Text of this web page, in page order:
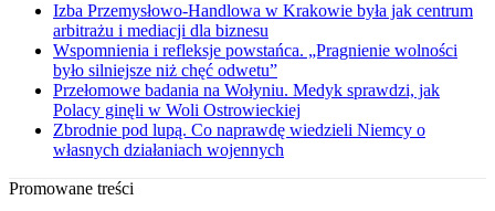
Izba Przemysłowo-Handlowa w Krakowie była jak centrum
arbitrażu i mediacji dla biznesu
Wspomnienia i refleksje powstańca. „Pragnienie wolności
było silniejsze niż chęć odwetu”
Przełomowe badania na Wołyniu. Medyk sprawdzi, jak
Polacy ginęli w Woli Ostrowieckiej
Zbrodnie pod lupą. Co naprawdę wiedzieli Niemcy o
własnych działaniach wojennych
Promowane treści